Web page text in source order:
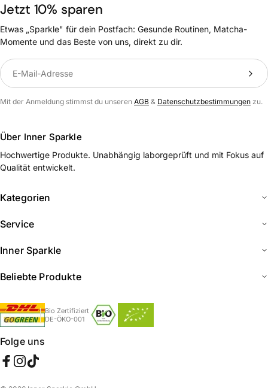
Jetzt 10% sparen
Etwas „Sparkle" für dein Postfach: Gesunde Routinen, Matcha-
Momente und das Beste von uns, direkt zu dir.
Translation missing: de.newsletter.label
Mit der Anmeldung stimmst du unseren AGB & Datenschutzbestimmungen zu.
Über Inner Sparkle
Hochwertige Produkte. Unabhängig laborgeprüft und mit Fokus auf
Qualität entwickelt.
Kategorien
Service
Inner Sparkle
Beliebte Produkte
Bio Zertifiziert
DE-ÖKO-001
Folge uns